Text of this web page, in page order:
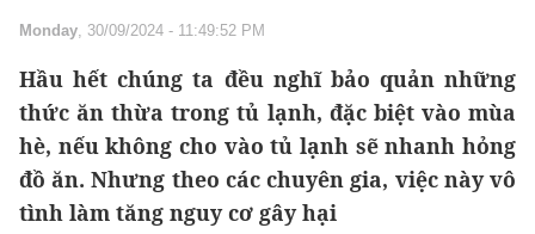
Monday, 30/09/2024 - 11:49:52 PM
Hầu hết chúng ta đều nghĩ bảo quản những
thức ăn thừa trong tủ lạnh, đặc biệt vào mùa
hè, nếu không cho vào tủ lạnh sẽ nhanh hỏng
đồ ăn. Nhưng theo các chuyên gia, việc này vô
tình làm tăng nguy cơ gây hại